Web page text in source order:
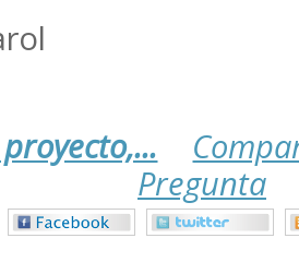
Pregunta